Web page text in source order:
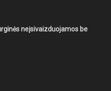
neįsivaizduojamos be